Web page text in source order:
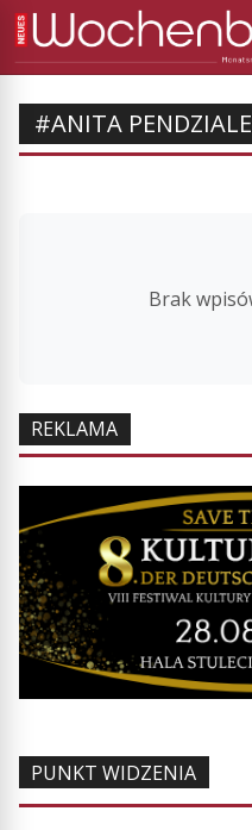
#ANITA
Brak
REKLAMA
PUNKT WIDZENIA